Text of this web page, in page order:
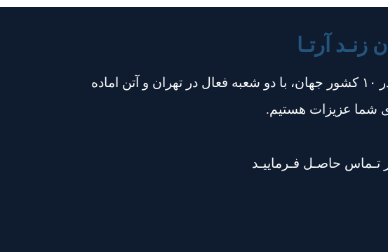
آرتـا
ما در موسسه بین المللی مهاجران زند آرتا، با بهره گیری از تیم وکلای مهاجرتی مجرب در ۱۰ کشور جهان، با دو شعبه فعال در تهران و آتن اماده
شما عزیزات هستیم.
تـماس حاصـل فـرماییـد